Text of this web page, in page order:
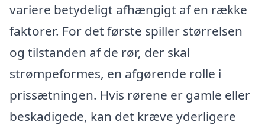
variere betydeligt afhængigt af en række
faktorer. For det første spiller størrelsen
og tilstanden af de rør, der skal
strømpeformes, en afgørende rolle i
prissætningen. Hvis rørene er gamle eller
beskadigede, kan det kræve yderligere